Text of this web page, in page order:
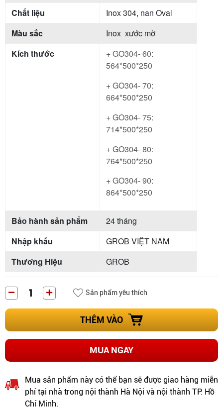
Chất liệu
Inox 304, nan Oval
Màu sắc
Inox xước mờ
Kích thước
+ GO304- 60:
564*500*250
+ GO304- 70:
664*500*250
+ GO304- 75:
714*500*250
+ GO304- 80:
764*500*250
+ GO304- 90:
864*500*250
Bảo hành sản phẩm
24 tháng
Nhập khẩu
GROB VIỆT NAM
Thương Hiệu
GROB
Sản phẩm yêu thích
THÊM VÀO
MUA NGAY
Mua sản phẩm này có thể bạn sẽ được giao hàng miễn
phí tại nhà trong nội thành Hà Nội và nội thành TP. Hồ
Chí Minh.